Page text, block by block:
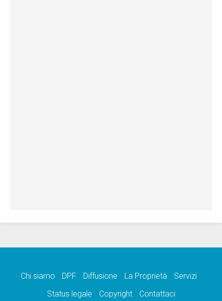
Chi siamo DPF Diffusione La Proprietà
Servizi
Status legale
Copyright Contattaci